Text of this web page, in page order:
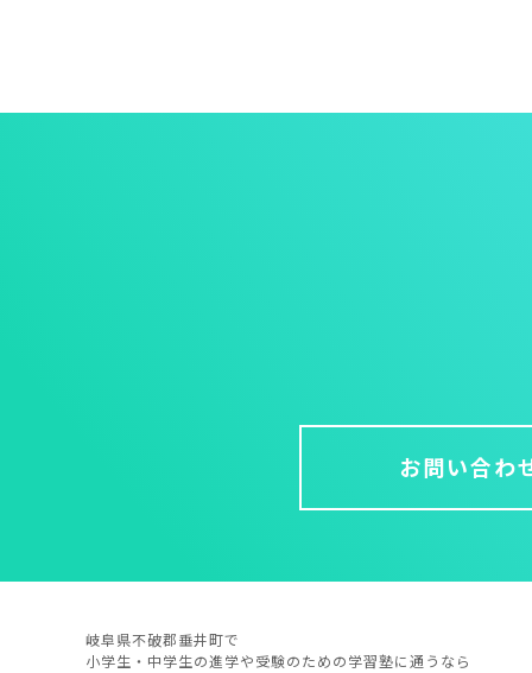
お問い合わ
岐阜県不破郡垂井町で
小学生・中学生の進学や受験のための学習塾に通うなら